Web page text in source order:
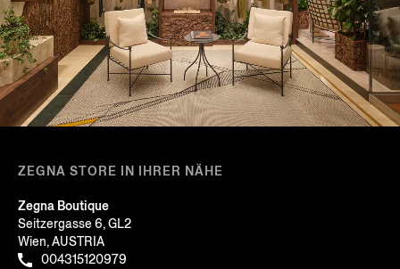
ZEGNA STORE IN IHRER NÄHE
Zegna Boutique
Seitzergasse 6, GL2
Wien, AUSTRIA
004315120979